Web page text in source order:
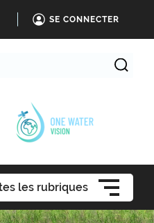
SE CONNECTER
les rubriques